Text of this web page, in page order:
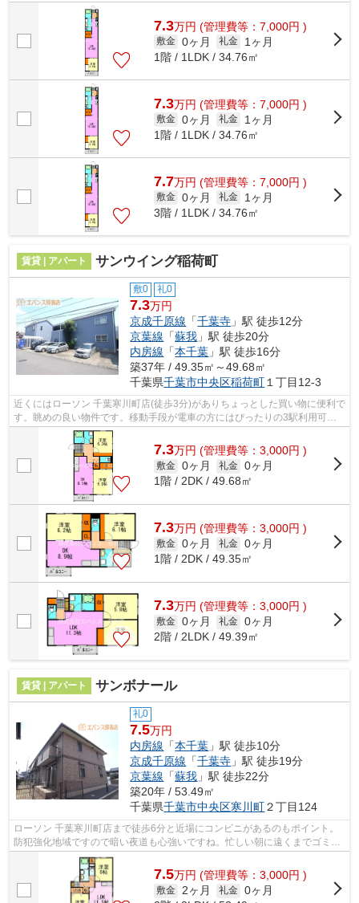
件はアパートです。「セミカ蘇我」の...
7.3万円 (管理費等：7,000円 )
敷金 0ヶ月 礼金
1ヶ月
1階 / 1LDK / 34.76㎡
7.3万円 (管理費等：7,000円 )
敷金 0ヶ月 礼金
1ヶ月
1階 / 1LDK / 34.76㎡
7.7万円 (管理費等：7,000円 )
敷金 0ヶ月 礼金
1ヶ月
3階 / 1LDK / 34.76㎡
賃貸 | アパート サンウイング稲荷町
敷0 礼0
7.3万円
京成千原線 「千葉寺 」駅 徒歩12分
京葉線 「蘇我 」駅 徒歩20分
内房線 「本千葉 」駅 徒歩16分
築37年 / 49.35㎡～49.68㎡
千葉県千葉市中央区稲荷町 １丁目12-3
近くにはローソン 千葉寒川町店(徒歩3分)がありちょっとした買い物に便利で
す。眺めの良い物件です。移動手段が電車の方にはぴったりの3駅利用可能
な物件です。気になるイチオシ物件情...
7.3万円 (管理費等：3,000円 )
敷金 0ヶ月 礼金 0ヶ月
1階 / 2DK / 49.68㎡
7.3万円 (管理費等：3,000円 )
敷金 0ヶ月 礼金 0ヶ月
1階 / 2DK / 49.35㎡
7.3万円 (管理費等：3,000円 )
敷金 0ヶ月 礼金 0ヶ月
2階 / 2LDK / 49.39㎡
賃貸 | アパート サンボナール
礼0
7.5万円
内房線 「本千葉 」駅 徒歩10分
京成千原線 「千葉寺 」駅 徒歩19分
京葉線 「蘇我 」駅 徒歩22分
築20年 / 53.49㎡
千葉県千葉市中央区寒川町２丁目124
ローソン 千葉寒川町店まで徒歩6分と近場にコンビニがあるのもポイント。
防犯強化地域ですので暗い夜道も心強いですね。忙しい朝に遠くまでゴミ捨
てに行かずに済むように、共用部にゴ...
7.5万円 (管理費等：3,000円 )
敷金 2ヶ月 礼金 0ヶ月